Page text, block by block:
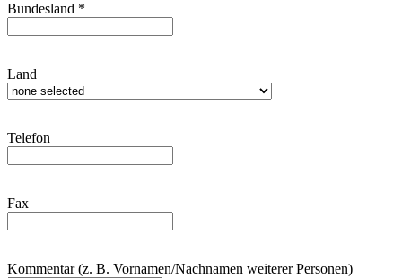
Bundesland *
Land
Telefon
Fax
Kommentar (z. B. Vornamen/Nachnamen weiterer Personen)